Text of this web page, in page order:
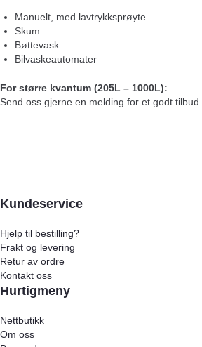
Manuelt, med lavtrykksprøyte
Skum
Bøttevask
Bilvaskeautomater
For større kvantum (205L – 1000L):
Send oss gjerne en melding for et godt tilbud.
Kundeservice
Hjelp til bestilling?
Frakt og levering
Retur av ordre
Kontakt oss
Hurtigmeny
Nettbutikk
Om oss